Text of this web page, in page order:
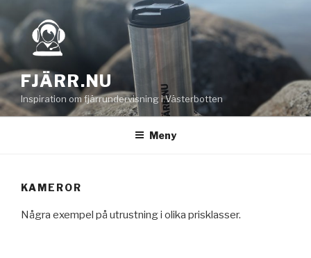
innehåll
FJÄRR.NU
Inspiration om fjärrundervisning i Västerbotten
Meny
KAMEROR
Några exempel på utrustning i olika prisklasser.